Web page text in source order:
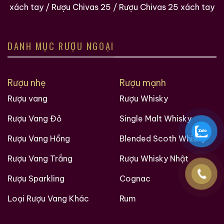
xách tay / Rượu Chivas 25 / Rượu Chivas 25 xách tay
DANH MỤC RƯỢU NGOẠI
Rượu nhẹ
Rượu vang
Rượu Vang Đỏ
Rượu Vang Hồng
Rượu Vang Trắng
Rượu Sparkling
Loại Rượu Vang Khác
Rượu mạnh
Rượu Whisky
Single Malt Whisky
Blended Scoth Whisky
Rượu Whisky Nhật
Cognac
Rum